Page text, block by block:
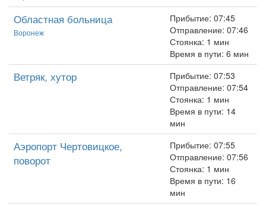
Областная больница
Воронеж
Прибытие: 07:45
Отправление: 07:46
Стоянка: 1 мин
Время в пути: 6 мин
Ветряк, хутор
Прибытие: 07:53
Отправление: 07:54
Стоянка: 1 мин
Время в пути: 14
мин
Аэропорт Чертовицкое,
поворот
Прибытие: 07:55
Отправление: 07:56
Стоянка: 1 мин
Время в пути: 16
мин